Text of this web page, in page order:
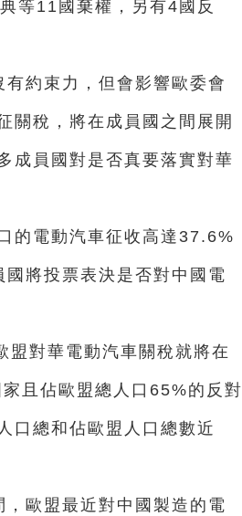
等11國棄權，另有4國反
約束力，但會影響歐委會
關稅，將在成員國之間展開
成員國對是否真要落實對華
的電動汽車征收高達37.6%
將投票表決是否對中國電
盟對華電動汽車關稅就將在
且佔歐盟總人口65%的反對
口總和佔歐盟人口總數近
歐盟最近對中國製造的電